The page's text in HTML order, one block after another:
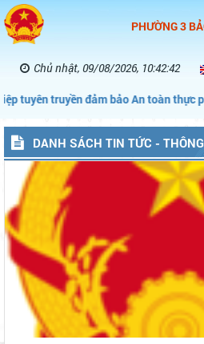
PHƯỜNG 3
Chủ nhật, 09/08/2026, 10:42:43
bảo An toàn thực phẩm phục vụ
DANH SÁCH TIN TỨC -